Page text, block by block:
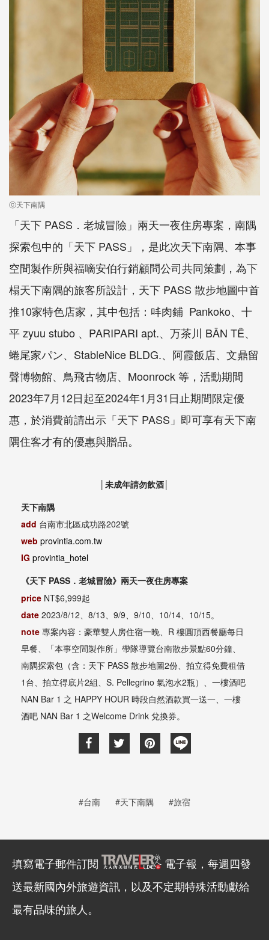
ⓒ天下南隅
「天下 PASS．老城冒險」兩天一夜住房專案，南隅
探索包中的「天下 PASS」，是此次天下南隅、本事
空間製作所與福嘀安伯行銷顧問公司共同策劃，為下
榻天下南隅的旅客所設計，天下 PASS 散步地圖中首
推10家特色店家，其中包括：㕩肉鋪 Pankoko、十
平 zyuu stubo 、PARIPARI apt.、万茶川 BĀN TÊ、
蜷尾家パン、StableNice BLDG.、阿霞飯店、文鼎留
聲博物館、鳥飛古物店、Moonrock 等，活動期間
2023年7月12日起至2024年1月31日止期間限定優
惠，於消費前請出示「天下 PASS」即可享有天下南
隅住客才有的優惠與贈品。
│未成年請勿飲酒│
天下南隅
add 台南市北區成功路202號
web provintia.com.tw
IG provintia_hotel
《天下 PASS．老城冒險》兩天一夜住房專案
price NT$6,999起
date 2023/8/12、8/13、9/9、9/10、10/14、10/15。
note 專案內容：豪華雙人房住宿一晚、R 樓圓頂西餐廳每日
早餐、「本事空間製作所」帶隊導覽台南散步景點60分鐘、
南隅探索包（含：天下 PASS 散步地圖2份、拍立得免費租借
1台、拍立得底片2組、S. Pellegrino 氣泡水2瓶）、一樓酒吧
NAN Bar 1 之 HAPPY HOUR 時段自然酒款買一送一、一樓
酒吧 NAN Bar 1 之Welcome Drink 兌換券。
#台南 #天下南隅 #旅宿
填寫電子郵件訂閱
電子報，每週四發
送最新國內外旅遊資訊，以及不定期特殊活動獻給
最有品味的旅人。